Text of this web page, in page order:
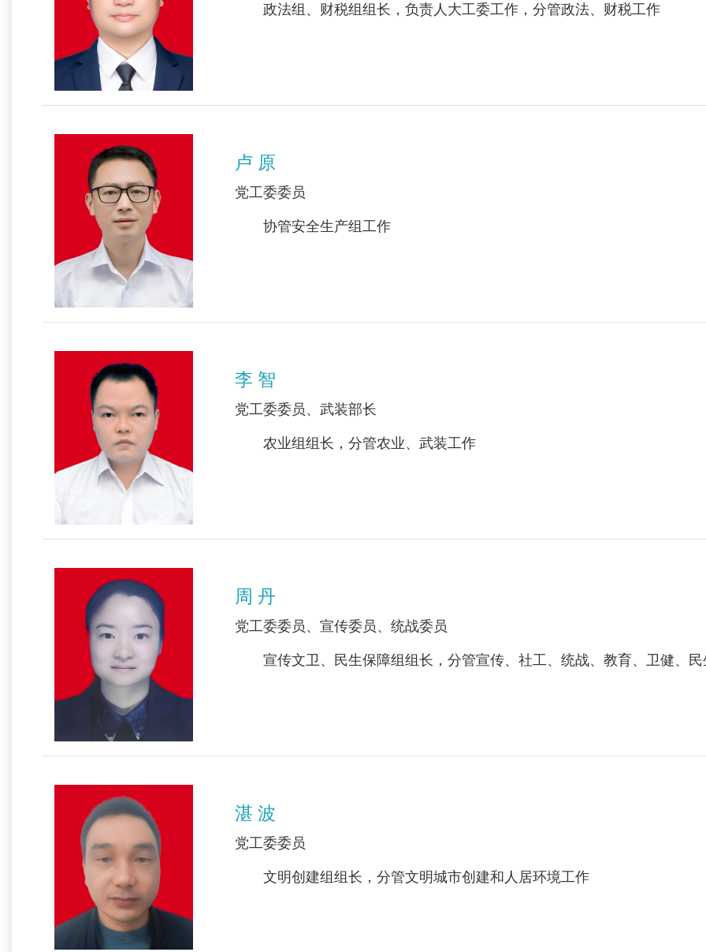
政法组、财税组组长，负责人大工委工作，分管政法、财税工作
卢 原
党工委委员
协管安全生产组工作
李 智
党工委委员、武装部长
农业组组长，分管农业、武装工作
周 丹
党工委委员、宣传委员、统战委员
宣传文卫、民生保障组组长，分管宣传、社工、统战、教育、卫健、民
湛 波
党工委委员
文明创建组组长，分管文明城市创建和人居环境工作